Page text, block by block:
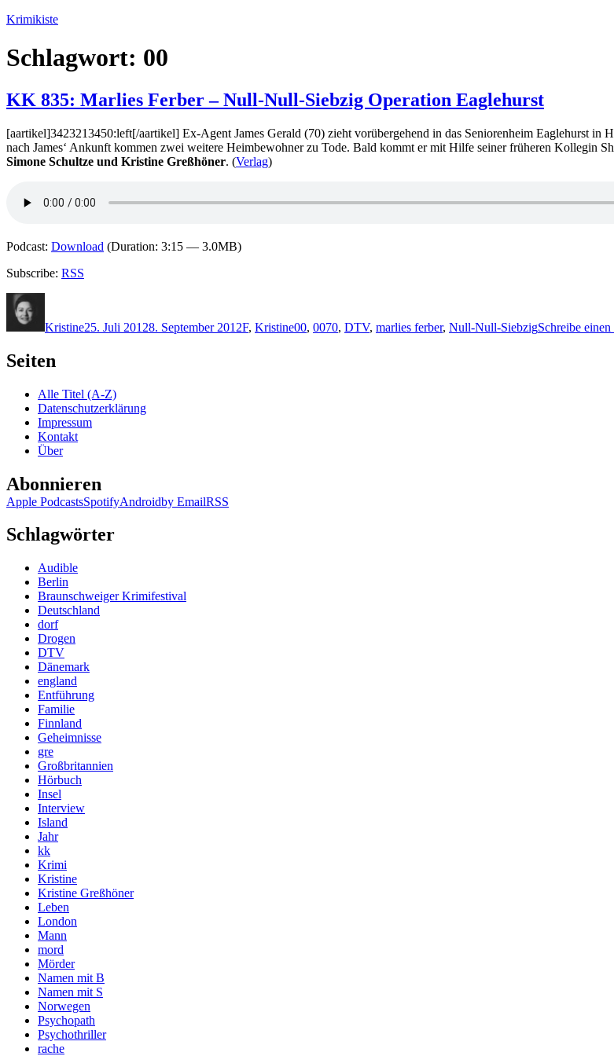
Zum
springen
Krimikiste
Schlagwort: 00
KK 835: Marlies Ferber – Null-Null-Siebzig Operation Eaglehurst
[aartikel]3423213450:left[/aartikel] Ex-Agent James Gerald (70) zieht vorübergehend in das Seniorenheim Eaglehurst
nach James‘ Ankunft kommen zwei weitere Heimbewohner zu Tode. Bald kommt er mit Hilfe seiner früheren Kollegin
Simone Schultze und Kristine Greßhöner. (Verlag)
Podcast: Download (Duration: 3:15 — 3.0MB)
Subscribe: RSS
Kristine25. Juli 20128. September 2012F, Kristine00, 0070, DTV, marlies ferber, Null-Null-SiebzigSchreibe
Seiten
Alle Titel (A-Z)
Datenschutzerklärung
Impressum
Kontakt
Über
Abonnieren
Apple PodcastsSpotifyAndroidby EmailRSS
Schlagwörter
Audible
Berlin
Braunschweiger Krimifestival
Deutschland
dorf
Drogen
DTV
Dänemark
england
Entführung
Familie
Finnland
Geheimnisse
gre
Großbritannien
Hörbuch
Insel
Interview
Island
Jahr
kk
Krimi
Kristine
Kristine Greßhöner
Leben
London
Mann
mord
Mörder
Namen mit B
Namen mit S
Norwegen
Psychopath
Psychothriller
rache